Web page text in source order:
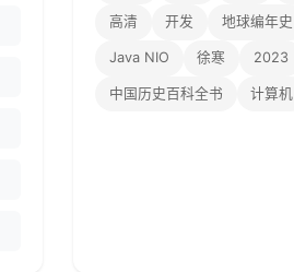
高清 开发 地球编年史
Java NIO 徐寒 2023
中国历史百科全书 计算机